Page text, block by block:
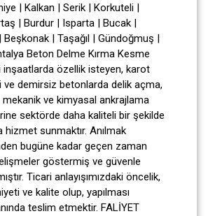
| Kalkan | Serik | Korkuteli |
| Burdur | Isparta | Bucak |
Beşkonak | Taşağıl | Gündoğmuş |
Beton Delme Kırma Kesme
özellik isteyen, karot
ve demirsiz betonlarda delik açma,
mekanik ve kimyasal ankrajlama
sektörde daha kaliteli bir şekilde
hizmet sunmaktır. Anılmak
bugüne kadar geçen zaman
göstermiş ve güvenle
Ticari anlayışımızdaki öncelik,
ve kalite olup, yapılması
teslim etmektir. FALİYET